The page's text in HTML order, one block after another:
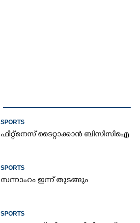
SPORTS
ഫിറ്റ്നെസ് ടൈറ്റാക്കാൻ ബിസിസിഐ
SPORTS
സന്നാഹം ഇന്ന് തുടങ്ങും
SPORTS